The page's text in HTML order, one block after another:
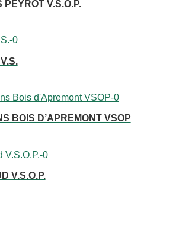
PEYROT V.S.O.P.
BOIS D’APREMONT VSOP
V.S.O.P.